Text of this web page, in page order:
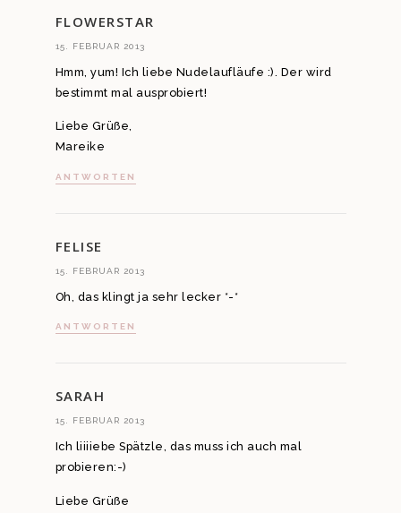
FLOWERSTAR
15. FEBRUAR 2013
Hmm, yum! Ich liebe Nudelaufläufe :). Der wird
bestimmt mal ausprobiert!
Liebe Grüße,
Mareike
ANTWORTEN
FELISE
15. FEBRUAR 2013
Oh, das klingt ja sehr lecker *-*
ANTWORTEN
SARAH
15. FEBRUAR 2013
Ich liiiiebe Spätzle, das muss ich auch mal
probieren:-)
Liebe Grüße